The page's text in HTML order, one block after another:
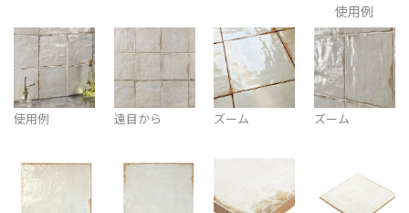
使用例
使用例 遠目から ズーム ズーム